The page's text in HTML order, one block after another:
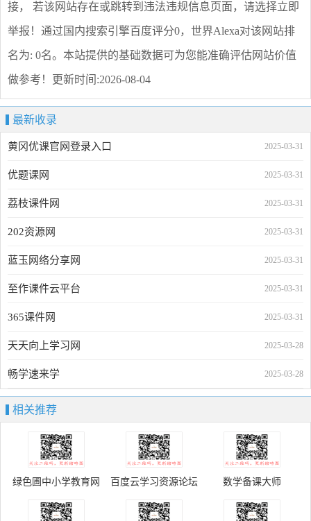
接， 若该网站存在或跳转到违法违规信息页面，请选择立即
举报 ！通过国内搜索引擎百度评分0，世界Alexa对该网站排
名为: 0名。本站提供的基础数据可为您能准确评估网站价值
做参考！ 更新时间:2026-08-04
最新收录
2025-03-31
黄冈优课官网登录入口
2025-03-31
优题课网
2025-03-31
荔枝课件网
2025-03-31
202资源网
2025-03-31
蓝玉网络分享网
2025-03-31
至作课件云平台
2025-03-31
365课件网
2025-03-28
天天向上学习网
2025-03-28
畅学速来学
相关推荐
绿色圃中小学教育网 百度云学习资源论坛 数学备课大师